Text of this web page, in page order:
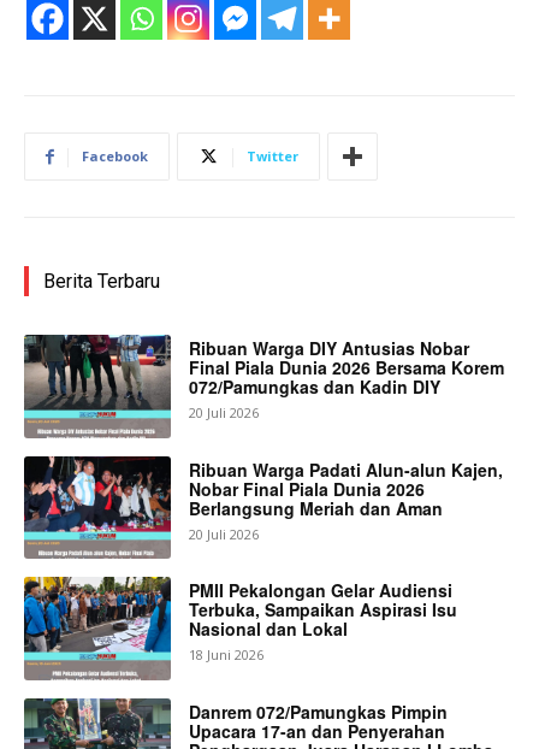
Facebook Twitter
Berita Terbaru
Ribuan Warga DIY Antusias Nobar
Final Piala Dunia 2026 Bersama Korem
072/Pamungkas dan Kadin DIY
20 Juli 2026
Ribuan Warga Padati Alun-alun Kajen,
Nobar Final Piala Dunia 2026
Berlangsung Meriah dan Aman
20 Juli 2026
PMII Pekalongan Gelar Audiensi
Terbuka, Sampaikan Aspirasi Isu
Nasional dan Lokal
18 Juni 2026
Danrem 072/Pamungkas Pimpin
Upacara 17-an dan Penyerahan